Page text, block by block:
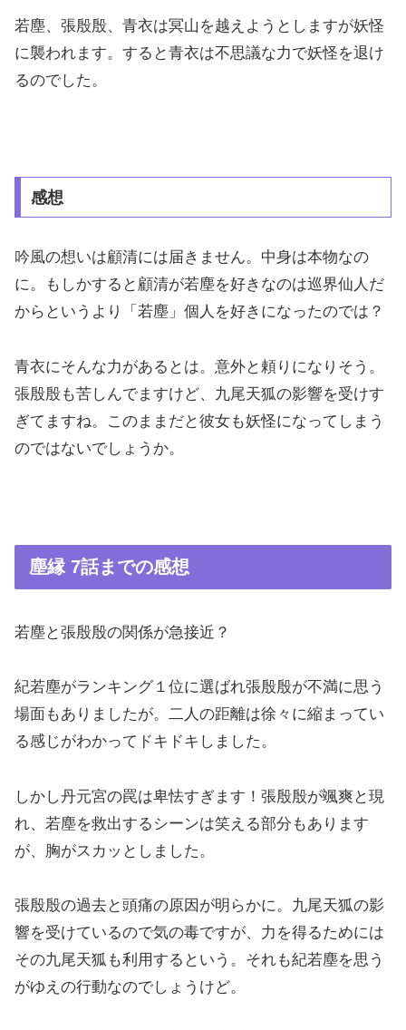
若塵、張殷殷、青衣は冥山を越えようとしますが妖怪
に襲われます。すると青衣は不思議な力で妖怪を退け
るのでした。
感想
吟風の想いは顧清には届きません。中身は本物なの
に。もしかすると顧清が若塵を好きなのは巡界仙人だ
からというより「若塵」個人を好きになったのでは？
青衣にそんな力があるとは。意外と頼りになりそう。
張殷殷も苦しんでますけど、九尾天狐の影響を受けす
ぎてますね。このままだと彼女も妖怪になってしまう
のではないでしょうか。
塵縁 7話までの感想
若塵と張殷殷の関係が急接近？
紀若塵がランキング１位に選ばれ張殷殷が不満に思う
場面もありましたが。二人の距離は徐々に縮まってい
る感じがわかってドキドキしました。
しかし丹元宮の罠は卑怯すぎます！張殷殷が颯爽と現
れ、若塵を救出するシーンは笑える部分もあります
が、胸がスカッとしました。
張殷殷の過去と頭痛の原因が明らかに。九尾天狐の影
響を受けているので気の毒ですが、力を得るためには
その九尾天狐も利用するという。それも紀若塵を思う
がゆえの行動なのでしょうけど。